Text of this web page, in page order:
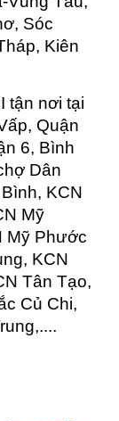
Sóc
Kiên
tận nơi tại
Quận
6, Bình
Dân
KCN
Mỹ
Mỹ Phước
KCN
Tân Tạo,
Củ Chi,